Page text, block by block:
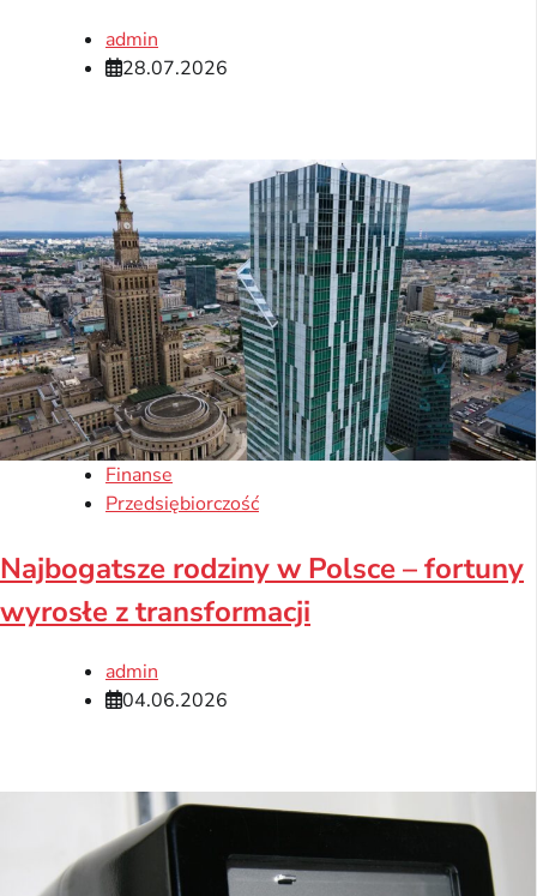
admin
28.07.2026
Finanse
Przedsiębiorczość
Najbogatsze rodziny w Polsce – fortuny
wyrosłe z transformacji
admin
04.06.2026